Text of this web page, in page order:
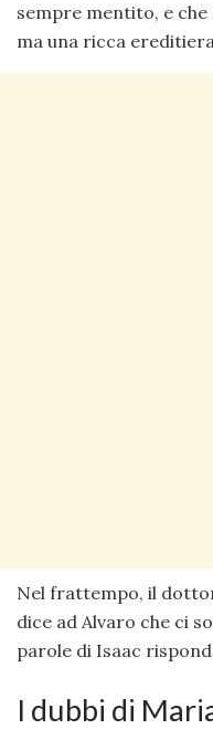
sempre mentito, e
ma una ricca
Nel frattempo, il
dice ad Alvaro che ci
parole di Isaac
I dubbi di